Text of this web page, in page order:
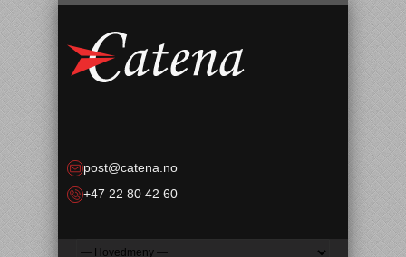
post@catena.no
+47 22 80 42 60